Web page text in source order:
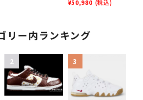
Max 1 '87 SP シュプ
¥50,980 (税込)
リー内ランキング